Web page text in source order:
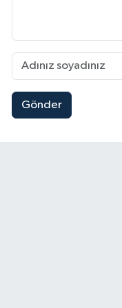
Gönder